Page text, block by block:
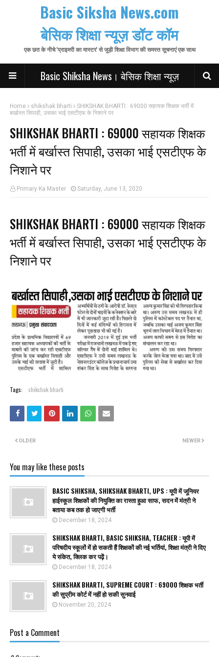
Basic Siksha News.com
बेसिक शिक्षा न्यूज़ डॉट कॉम
एक छत के नीचे 'प्राइमरी का मास्टर' से जुड़ी शिक्षा विभाग की समस्त सूचनाएं एक साथ
Basic Shiksha News। बेसिक शिक्षा न्यूज़
Home shikshak bharti
SHIKSHAK BHARTI : 69000 सहायक शिक्षक भर्ती में
बर्खास्त सिपाही, उसका भाई एसटीएफ के निशाने पर
SHIKSHAK BHARTI : 69000 सहायक शिक्षक
भर्ती में बर्खास्त सिपाही, उसका भाई एसटीएफ के
निशाने पर
Primary Ka Master Saturday, June 13, 2020
SHIKSHAK BHARTI : 69000 सहायक शिक्षक
भर्ती में बर्खास्त सिपाही, उसका भाई एसटीएफ के
निशाने पर
Tags: shikshak bharti
NEWER
OLDER
You may like these posts
BASIC SHIKSHA, SHIKSHAK BHARTI, UPS : यूपी में जूनियर
हाईस्कूल शिक्षकों की नियुक्ति का रास्ता हुआ साफ, सदन में मंत्री ने
बताया कब तक हो जाएगी भर्ती
December 18, 2024
SHIKSHAK BHARTI, BASIC SHIKSHA, TEACHER : यूपी में
परिषदीय स्कूलों में हो सकती हैं शिक्षकों की नई भर्तियां, शिक्षा मंत्री ने दिए
ये संकेत, क्लिक कर पढ़ें।
December 18, 2024
SHIKSHAK BHARTI, SUPREME COURT : 69000 शिक्षक भर्ती
की सुप्रीम कोर्ट में नहीं हो सकी सुनवाई
November 20, 2024
Post a Comment